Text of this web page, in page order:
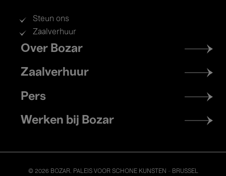
Steun ons
Zaalverhuur
Footer
menu
Over Bozar
Zaalverhuur
Pers
Werken bij Bozar
© 2026 BOZAR. PALEIS VOOR SCHONE KUNSTEN - BRUSSEL